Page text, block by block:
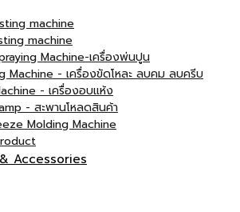
machine
machine
Machine-เครื่องพ่นปูน
Machine - เครื่องขัดโหละ ลบคม ลบครีบ
- เครื่องอบแห้ง
- สะพานโหลดสินค้า
Molding Machine
Accessories